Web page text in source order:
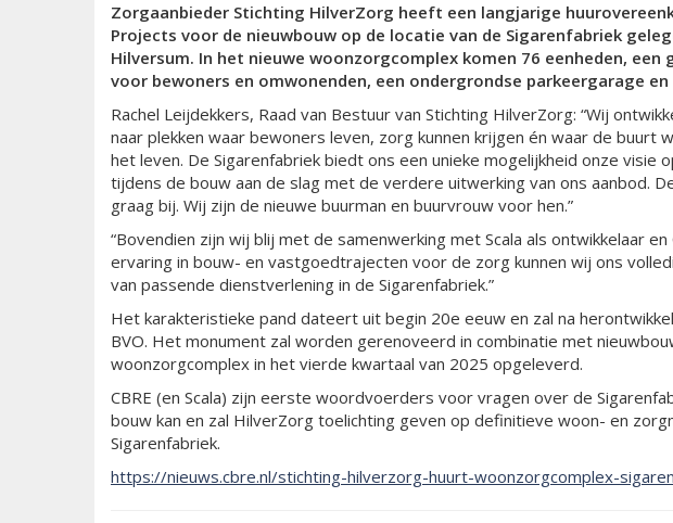
Zorgaanbieder Stichting HilverZorg heeft een langjarige
Projects voor de nieuwbouw op de locatie van de Sigarenfabriek
Hilversum. In het nieuwe woonzorgcomplex komen 76 eenheden, een
voor bewoners en omwonenden, een ondergrondse parkeergarage
Rachel Leijdekkers, Raad van Bestuur van Stichting HilverZorg: “Wij
naar plekken waar bewoners leven, zorg kunnen krijgen én waar de buurt
het leven. De Sigarenfabriek biedt ons een unieke mogelijkheid onze visie
tijdens de bouw aan de slag met de verdere uitwerking van ons aanbod.
graag bij. Wij zijn de nieuwe buurman en buurvrouw voor hen.”
“Bovendien zijn wij blij met de samenwerking met Scala als ontwikkelaar en
ervaring in bouw- en vastgoedtrajecten voor de zorg kunnen wij ons
van passende dienstverlening in de Sigarenfabriek.”
Het karakteristieke pand dateert uit begin 20e eeuw en zal na
BVO. Het monument zal worden gerenoveerd in combinatie met
woonzorgcomplex in het vierde kwartaal van 2025 opgeleverd.
CBRE (en Scala) zijn eerste woordvoerders voor vragen over de
bouw kan en zal HilverZorg toelichting geven op definitieve woon- en
Sigarenfabriek.
https://nieuws.cbre.nl/stichting-hilverzorg-huurt-woonzorgcomplex-